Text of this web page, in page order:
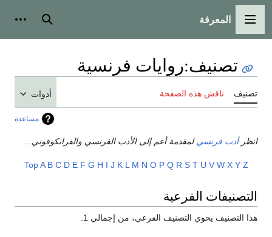
القائمة الرئيسية
المعرفة بحث
تصنيف:روايات فرنسية
تصنيف ناقش هذه الصفحة أدوات
مساعدة
انظرأدب فرنسيلمقدمة أعم إلى الأدب الفرنسي والفرانكوفوني...
Top A B C D E F G H I J K L M N O P Q R S T U V W X Y Z
التصنيفات الفرعية
هذا التصنيف يحوي التصنيف الفرعي، من إجمالي 1.